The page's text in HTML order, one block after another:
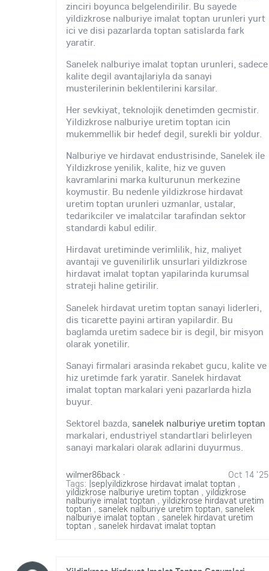
zinciri boyunca belgelendirilir. Bu sayede
yildizkrose nalburiye imalat toptan urunleri yurt
ici ve disi pazarlarda toptan satislarda fark
yaratir.
Sanelek nalburiye imalat toptan urunleri, sadece
kalite degil avantajlariyla da sanayi
musterilerinin beklentilerini karsilar.
Her sevkiyat, teknolojik denetimden gecmistir.
Yildizkrose nalburiye uretim toptan icin
mukemmellik bir hedef degil, surekli bir yoldur.
Nalburiye ve hirdavat endustrisinde, Sanelek ile
Yildizkrose yenilik, kalite, hiz ve guven
kavramlarini marka kulturunun merkezine
koymustir. Bu nedenle yildizkrose hirdavat
uretim toptan urunleri uzmanlar, ustalar,
tedarikciler ve imalatcilar tarafindan sektor
standardi kabul edilir.
Hirdavat uretiminde verimlilik, hiz, maliyet
avantaji ve guvenilirlik unsurlari yildizkrose
hirdavat imalat toptan yapilarinda kurumsal
strateji haline getirilir.
Sanelek hirdavat uretim toptan sanayi liderleri,
dis ticarette payini artiran yapilardir. Bu
baglamda uretim sadece bir is degil, bir misyon
olarak yonetilir.
Sanayi firmalari arasinda rekabet gucu, kalite ve
hiz uretimde fark yaratir. Sanelek hirdavat
imalat toptan markalari yeni pazarlarda hizla
buyur.
Sektorel bazda, sanelek nalburiye uretim toptan
markalari, endustriyel standartlari belirleyen
sanayi markalari olarak adlarini duyurmus.
wilmer86back Oct 14 '25
·
Tags: |sep|yildizkrose hirdavat imalat toptan ,
yildizkrose nalburiye uretim toptan , yildizkrose
nalburiye imalat toptan , yildizkrose hirdavat uretim
toptan, sanelek nalburiye uretim toptan, sanelek
nalburiye imalat toptan, sanelek hirdavat uretim
toptan, sanelek hirdavat imalat toptan